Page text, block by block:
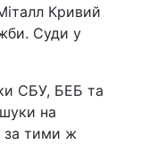
Кривий
Суди у
СБУ, БЕБ та
на
за тими ж